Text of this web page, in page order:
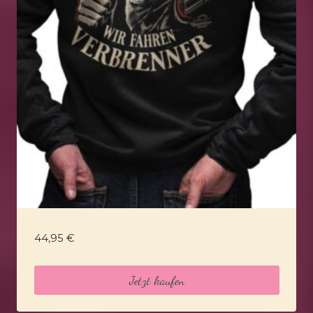
44,95 €
Jetzt kaufen